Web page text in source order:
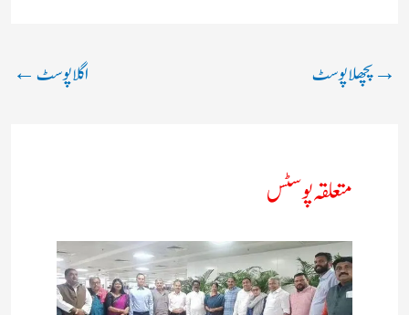
→پچھلا پوسٹ اگلا پوسٹ←
متعلقہ پوسٹس